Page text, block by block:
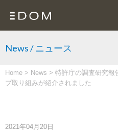
News / ニュース
Home > News > 特許庁の調査研究報
プ取り組みが紹介されました
2021年04月20日